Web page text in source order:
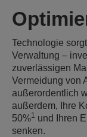
Technologie
Verwaltung –
zuverlässigen
Vermeidung von
außerordentlich
außerdem, Ihre
50%1 und Ihren
senken.